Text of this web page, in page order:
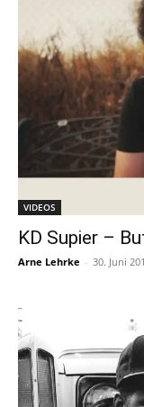
VIDEOS
KD Supier –
Arne Lehrke - 30. Juni